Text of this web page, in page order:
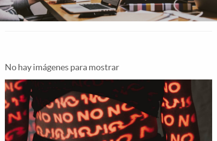
No hay imágenes para mostrar